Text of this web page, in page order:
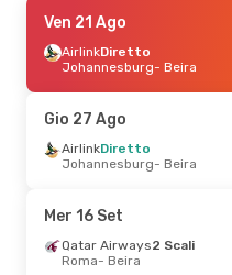
Dom 16 Ago
Ethiopian Airlines
Milano- Beira
Beira- Milano
Ven 21 Ago
AirlinkDiretto
Johannesburg- Beira
Gio 27 Ago
AirlinkDiretto
Johannesburg- Beira
Mer 16 Set
Qatar Airways2 Scali
Roma- Beira